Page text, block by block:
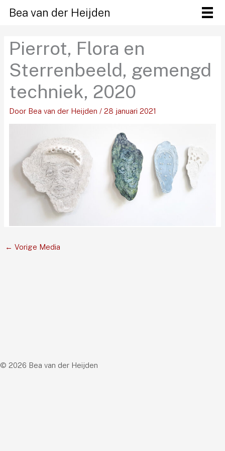
naar
inhoud
Bea van der Heijden
Pierrot, Flora en
Sterrenbeeld, gemengd
techniek, 2020
Door Bea van der Heijden / 28 januari 2021
← Vorige Media
© 2026 Bea van der Heijden